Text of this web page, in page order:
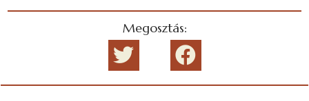
Megosztás: